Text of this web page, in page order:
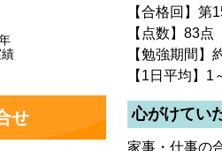
【合格回】第
【点数】83点
【勉強期間】
【1日平均】1
心がけてい
家事・仕事の
せ